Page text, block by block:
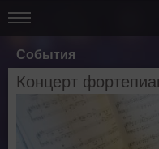
События
Концерт